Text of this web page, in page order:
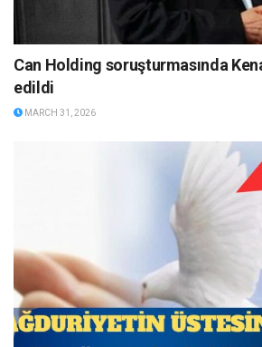
Can Holding soruşturmasında
edildi
MARCH 31, 2026